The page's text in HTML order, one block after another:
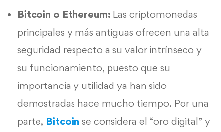
Bitcoin o Ethereum: Las criptomonedas
principales y más antiguas ofrecen una alta
seguridad respecto a su valor intrínseco y
su funcionamiento, puesto que su
importancia y utilidad ya han sido
demostradas hace mucho tiempo. Por una
parte, Bitcoin se considera el “oro digital” y